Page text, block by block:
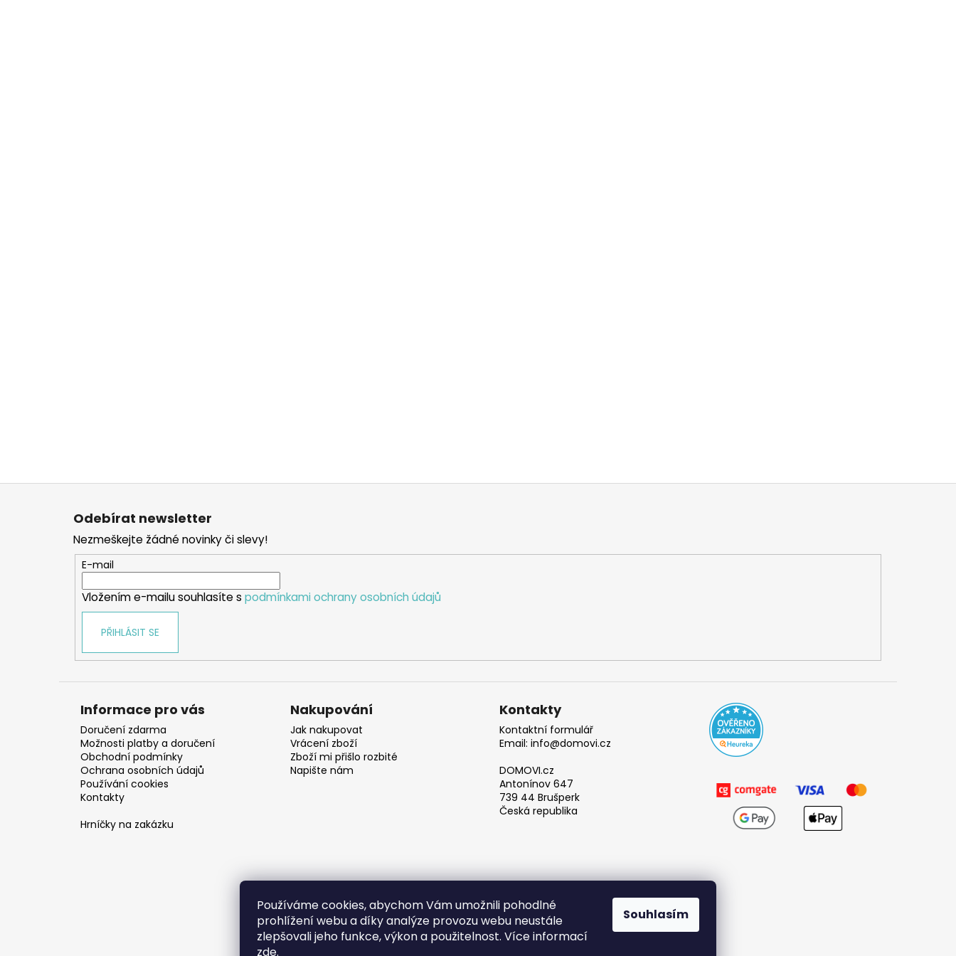
Používáme cookies, abychom Vám umožnili pohodlné
prohlížení webu a díky analýze provozu webu neustále
zlepšovali jeho funkce, výkon a použitelnost. Více informací
zde.
Souhlasím
Z
Odebírat newsletter
Nezmeškejte žádné novinky či slevy!
E-mail
Vložením e-mailu souhlasíte s podmínkami ochrany osobních údajů
PŘIHLÁSIT SE
Informace pro vás
Doručení zdarma
Možnosti platby a doručení
Obchodní podmínky
Ochrana osobních údajů
Používání cookies
Kontakty
Hrníčky na zakázku
Nakupování
Jak nakupovat
Vrácení zboží
Zboží mi přišlo rozbité
Napište nám
Kontakty
Kontaktní formulář
Email: info@domovi.cz
DOMOVI.cz
Antonínov 647
739 44 Brušperk
Česká republika
Obchodní podmínky